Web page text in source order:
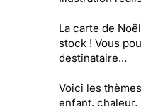
La carte de
stock ! Vous
destinataire...
Voici les
enfant, chaleur,